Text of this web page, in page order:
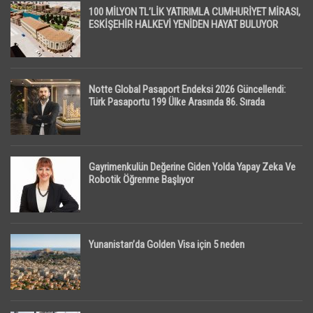
100 MİLYON TL’LİK YATIRIMLA CUMHURİYET MİRASI,
ESKİŞEHİR HALKEVİ YENİDEN HAYAT BULUYOR
Notte Global Pasaport Endeksi 2026 Güncellendi:
Türk Pasaportu 199 Ülke Arasında 86. Sırada
Gayrimenkulün Değerine Giden Yolda Yapay Zeka Ve
Robotik Öğrenme Başlıyor
Yunanistan’da Golden Visa için 5 neden